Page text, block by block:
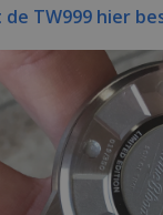
de TW999 hier